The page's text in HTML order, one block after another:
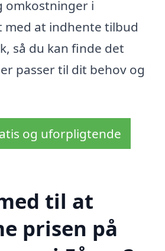
omkostninger i
at indhente tilbud
så du kan finde det
passer til dit behov og
og uforpligtende
til at
prisen på